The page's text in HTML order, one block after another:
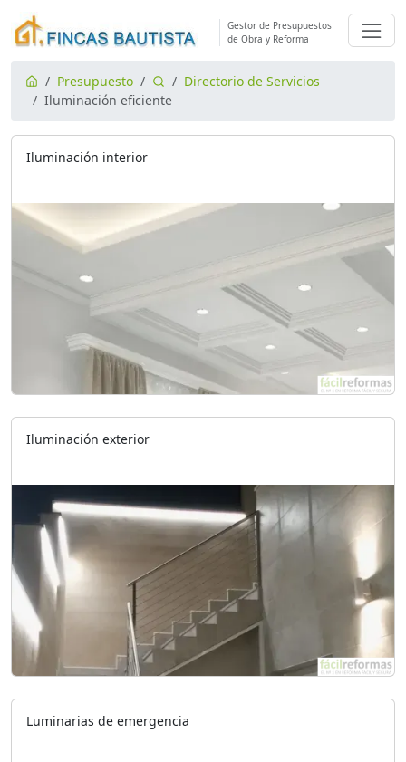
Gestor de Presupuestos
de Obra y Reforma
Presupuesto
Directorio de Servicios
Iluminación eficiente
Iluminación interior
Iluminación exterior
Luminarias de emergencia